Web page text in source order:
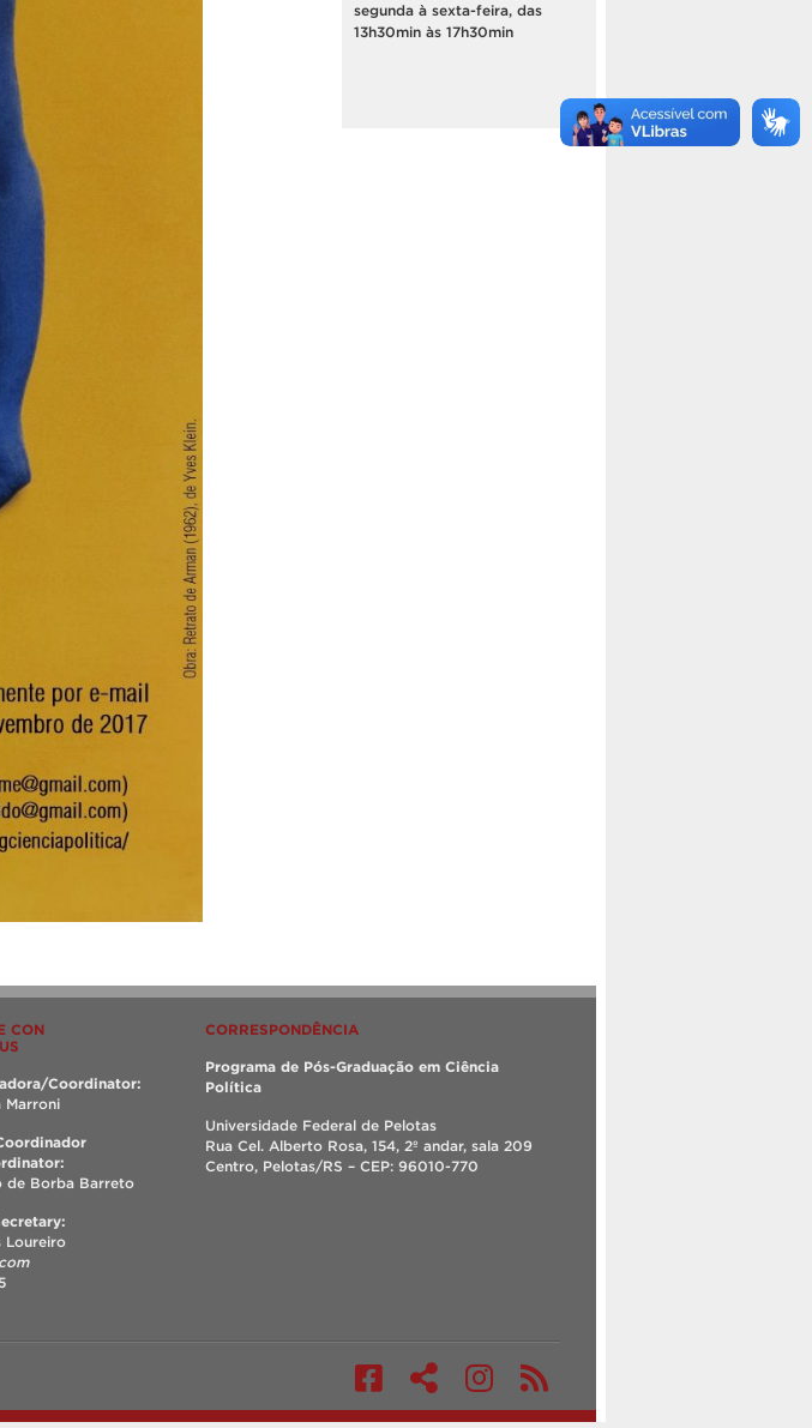
segunda à sexta-feira, das
13h30min às 17h30min
CON
Coordinator:
Marroni
de Borba Barreto
Loureiro
CORRESPONDÊNCIA
Programa de Pós-Graduação em Ciência
Política
Universidade Federal de Pelotas
Rua Cel. Alberto Rosa, 154, 2º andar, sala 209
Centro, Pelotas/RS – CEP: 96010-770